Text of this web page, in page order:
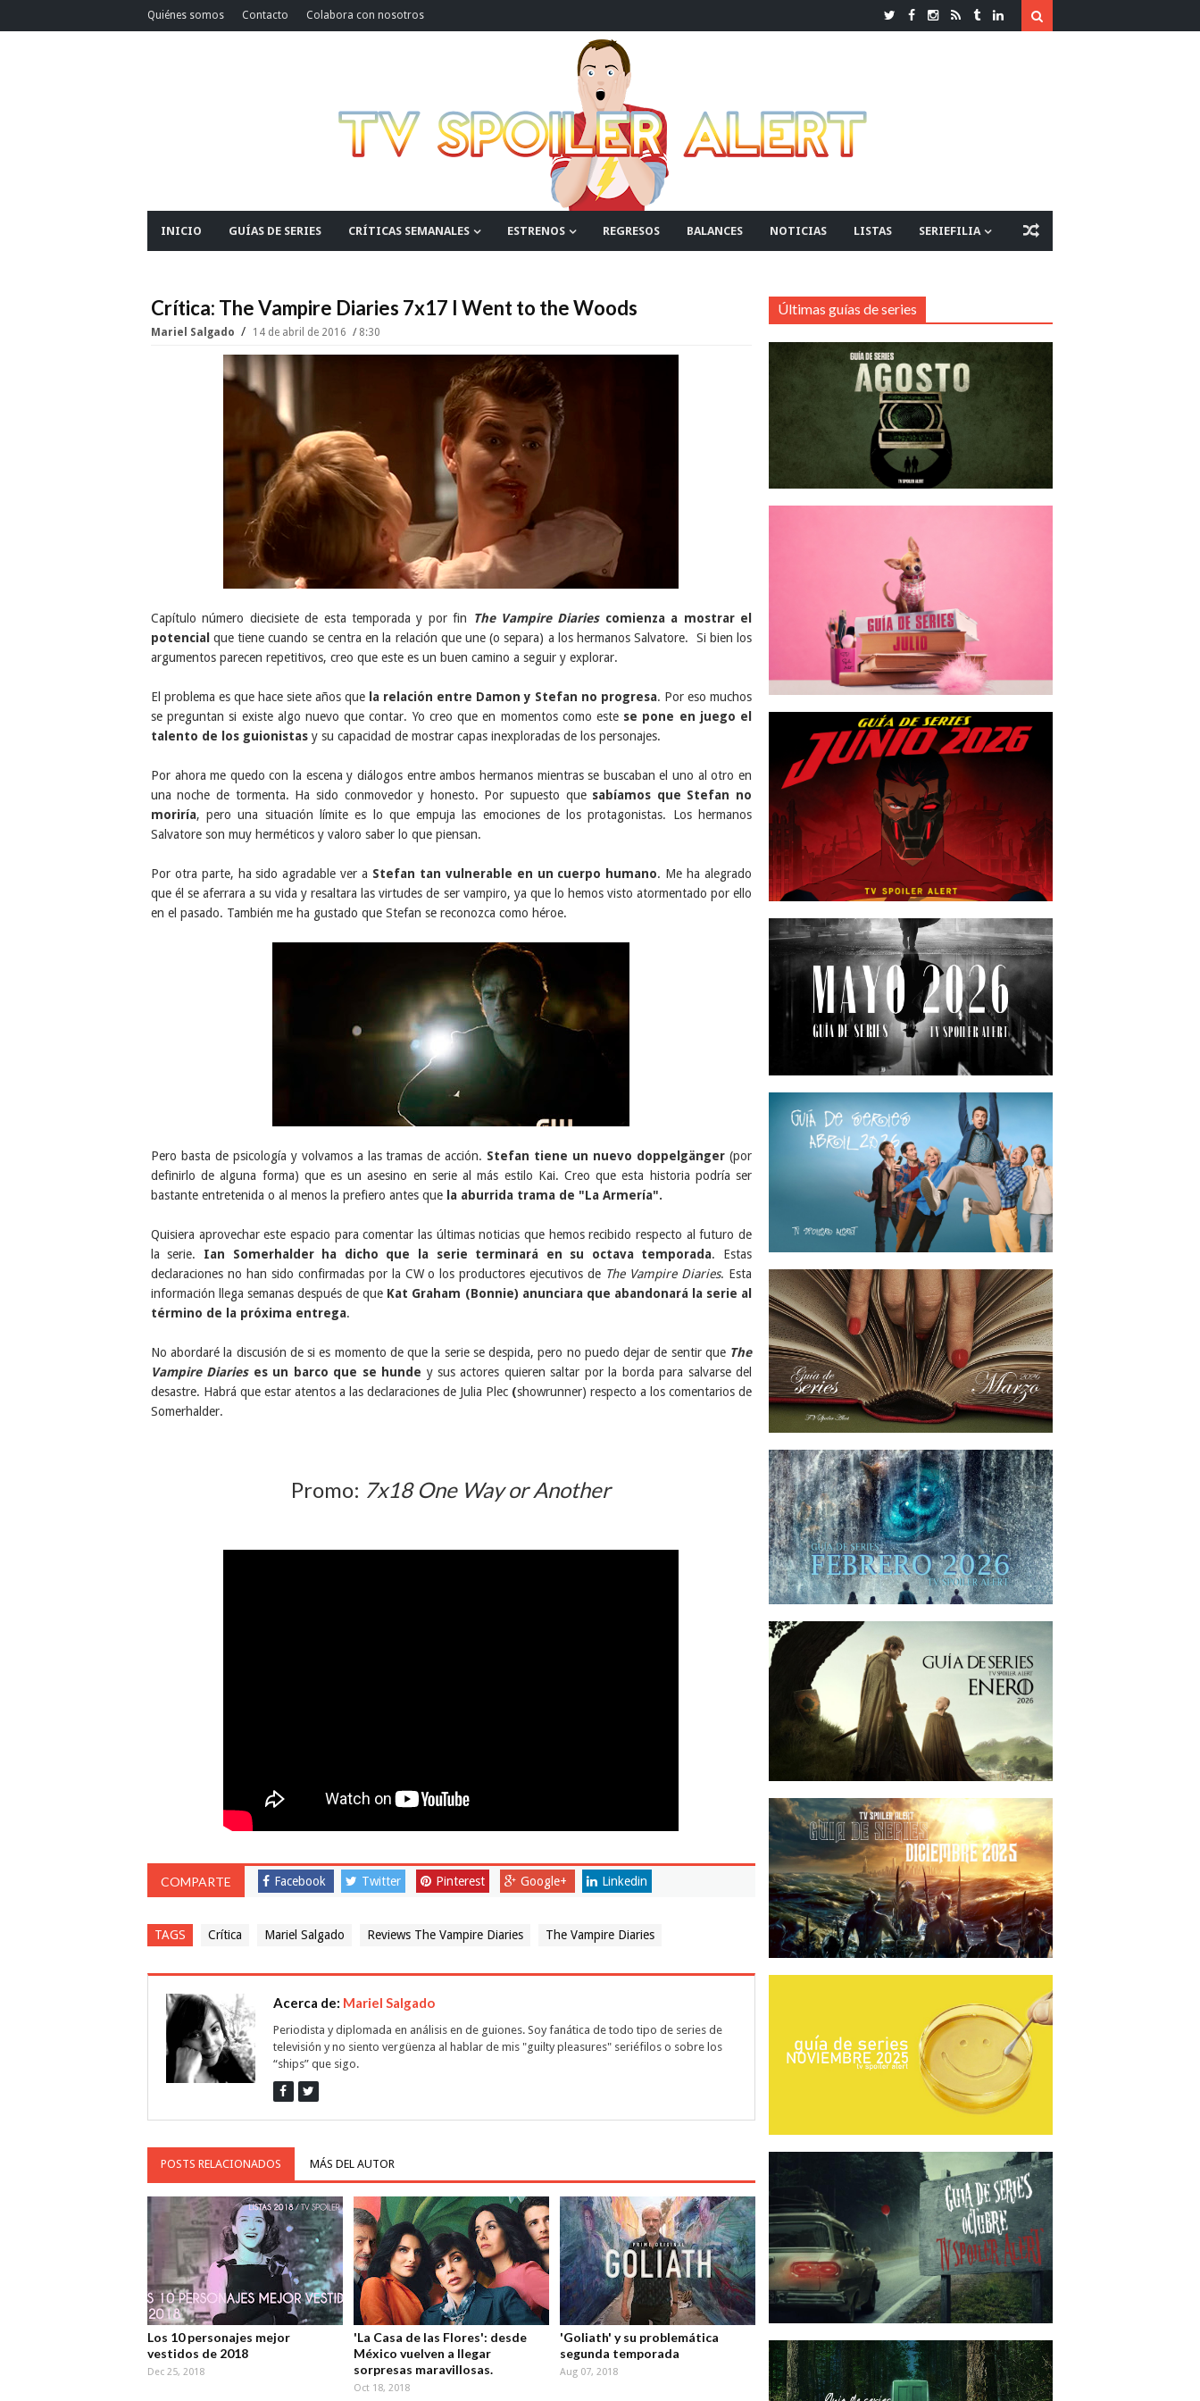
Quiénes somos Contacto Colabora con nosotros
INICIO GUÍAS DE SERIES CRÍTICAS SEMANALES ESTRENOS REGRESOS BALANCES NOTICIAS LISTAS SERIEFILIA
Crítica: The Vampire Diaries 7x17 I Went to the Woods
Mariel Salgado 14 de abril de 2016 8:30
Capítulo número diecisiete de esta temporada y por fin The Vampire Diariescomienza a mostrar el
potencial que tiene cuando se centra en la relación que une (o separa) a los hermanos Salvatore. Si bien los
argumentos parecen repetitivos, creo que este es un buen camino a seguir y explorar.
El problema es que hace siete años que la relación entre Damon y Stefan no progresa. Por eso muchos
se preguntan si existe algo nuevo que contar. Yo creo que en momentos como este se pone en juego el
talento de los guionistasy su capacidad de mostrar capas inexploradas de los personajes.
Por ahora me quedo con la escena y diálogos entre ambos hermanos mientras se buscaban el uno al otro en
una noche de tormenta. Ha sido conmovedor y honesto. Por supuesto quesabíamos que Stefan no
moriría, pero una situación límite es lo que empuja las emociones de los protagonistas. Los hermanos
Salvatore son muy herméticos y valoro saber lo que piensan.
Por otra parte, ha sido agradable ver a Stefan tan vulnerable en un cuerpo humano. Me ha alegrado
que él se aferrara a su vida y resaltara las virtudes de ser vampiro, ya que lo hemos visto atormentado por ello
en el pasado. También me ha gustado que Stefan se reconozca como héroe.
Pero basta de psicología y volvamos a las tramas de acción. Stefan tiene un nuevo doppelgänger(por
definirlo de alguna forma) que es un asesino en serie al más estilo Kai. Creo que esta historia podría ser
bastante entretenida o al menos la prefiero antes que la aburrida trama de "La Armería".
Quisiera aprovechar este espacio para comentar las últimas noticias que hemos recibido respecto al futuro de
la serie. Ian Somerhalder ha dicho que la serie terminará en su octava temporada. Estas
declaraciones no han sido confirmadas por la CW o los productores ejecutivos de The Vampire Diaries. Esta
información llega semanas después de que Kat Graham (Bonnie) anunciara que abandonará la serie al
término de la próxima entrega.
No abordaré la discusión de si es momento de que la serie se despida, pero no puedo dejar de sentir que The
Vampire Diarieses un barco que se hunde y sus actores quieren saltar por la borda para salvarse del
desastre. Habrá que estar atentos a las declaraciones de Julia Plec(showrunner) respecto a los comentarios de
Somerhalder.
Promo: 7x18 One Way or Another
COMPARTE Facebook Twitter Pinterest Google+ Linkedin
TAGS Crítica Mariel Salgado Reviews The Vampire Diaries The Vampire Diaries
Acerca de: Mariel Salgado
Periodista y diplomada en análisis en de guiones. Soy fanática de todo tipo de series de
televisión y no siento vergüenza al hablar de mis "guilty pleasures" seriéfilos o sobre los
“ships” que sigo.
POSTS RELACIONADOS MÁS DEL AUTOR
Los 10 personajes mejor
vestidos de 2018
Dec 25, 2018
'La Casa de las Flores': desde
México vuelven a llegar
sorpresas maravillosas.
Oct 18, 2018
'Goliath' y su problemática
segunda temporada
Aug 07, 2018
Últimas guías de series